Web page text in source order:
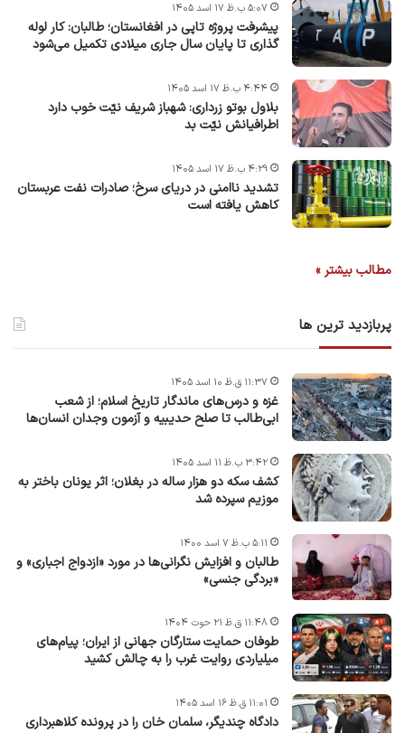
پیشرفت پروژه‌ تاپی در افغانستان؛ طالبان: کار لوله
گذاری تا پایان سال جاری میلادی تکمیل می‌شود
۵:۰۷ ب.ظ ۱۷ اسد ۱۴۰۵
بلاول بوتو زرداری: شهباز شریف نیّت خوب دارد
اطرافیانش نیّت بد
۴:۴۴ ب.ظ ۱۷ اسد ۱۴۰۵
تشدید ناامنی در دریای سرخ؛ صادرات نفت عربستان
کاهش یافته است
۴:۲۹ ب.ظ ۱۷ اسد ۱۴۰۵
مطالب بیشتر »
پربازدید ترین ها
غزه و درس‌های ماندگار تاریخ اسلام؛ از شعب
ابی‌طالب تا صلح حدیبیه و آزمون وجدان انسان‌ها
۱۱:۳۷ ق.ظ ۱۰ اسد ۱۴۰۵
کشف سکه دو هزار ساله در بغلان؛ اثر یونان باختر به
موزیم سپرده شد
۳:۴۲ ب.ظ ۱۱ اسد ۱۴۰۵
طالبان و افزایش نگرانی‌ها در مورد «ازدواج اجباری» و
«بردگی جنسی»
۵:۱۱ ب.ظ ۷ اسد ۱۴۰۰
طوفان حمایت ستارگان جهانی از ایران؛ پیام‌های
میلیاردی روایت غرب را به چالش کشید
۱۱:۴۸ ق.ظ ۲۱ حوت ۱۴۰۴
دادگاه چندیگر، سلمان خان را در پرونده کلاهبرداری
۱۱:۰۱ ق.ظ ۱۶ اسد ۱۴۰۵